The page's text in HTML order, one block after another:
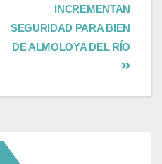
INCREMENTAN
SEGURIDAD PARA BIEN
DE ALMOLOYA DEL RÍO